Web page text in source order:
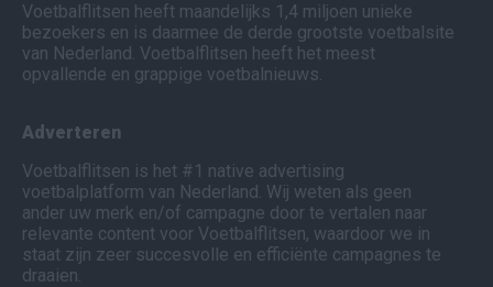
Voetbalflitsen heeft maandelijks 1,4 miljoen unieke
bezoekers en is daarmee de derde grootste voetbalsite
van Nederland. Voetbalflitsen heeft het meest
opvallende en grappige voetbalnieuws.
Adverteren
Voetbalflitsen is het #1 native advertising
voetbalplatform van Nederland. Wij weten als geen
ander uw merk en/of campagne door te vertalen naar
relevante content voor Voetbalflitsen, waardoor we in
staat zijn zeer succesvolle en efficiënte campagnes te
draaien.